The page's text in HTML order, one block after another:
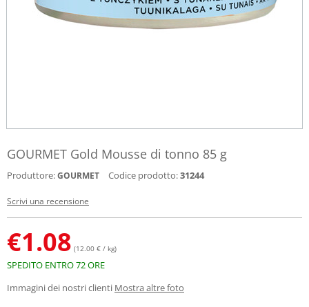
GOURMET Gold Mousse di tonno 85 g
Produttore:GOURMET Codice prodotto:31244
Scrivi una recensione
€1.08 (12.00 € / kg)
SPEDITO ENTRO 72 ORE
Immagini dei nostri clienti Mostra altre foto